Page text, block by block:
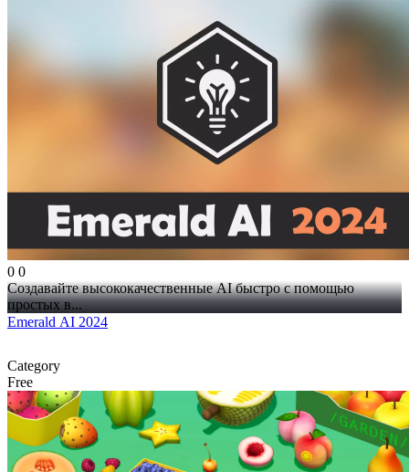
0 0
Создавайте высококачественные AI быстро с помощью
простых в...
Emerald AI 2024
Category
Free